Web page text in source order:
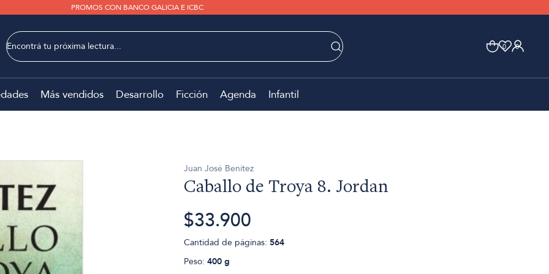
PROMOS CON BANCO GALICIA E ICBC
0 0
Más vendidos Desarrollo Ficción Agenda Infantil
Juan José Benítez
Caballo de Troya 8. Jordan
$33.900
Cantidad de páginas: 564
Peso: 400 g